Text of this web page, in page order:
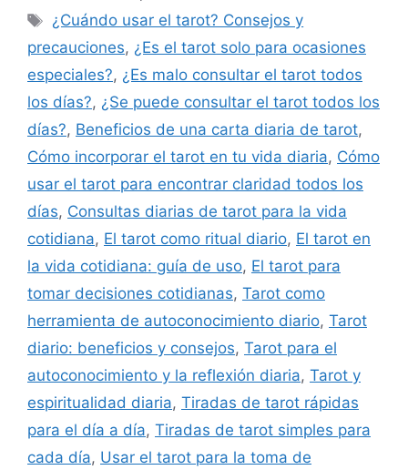
Etiquetas
¿Cuándo usar el tarot? Consejos y
precauciones, ¿Es el tarot solo para ocasiones
especiales?, ¿Es malo consultar el tarot todos
los días?, ¿Se puede consultar el tarot todos los
días?, Beneficios de una carta diaria de tarot,
Cómo incorporar el tarot en tu vida diaria, Cómo
usar el tarot para encontrar claridad todos los
días, Consultas diarias de tarot para la vida
cotidiana, El tarot como ritual diario, El tarot en
la vida cotidiana: guía de uso, El tarot para
tomar decisiones cotidianas, Tarot como
herramienta de autoconocimiento diario, Tarot
diario: beneficios y consejos, Tarot para el
autoconocimiento y la reflexión diaria, Tarot y
espiritualidad diaria, Tiradas de tarot rápidas
para el día a día, Tiradas de tarot simples para
cada día, Usar el tarot para la toma de